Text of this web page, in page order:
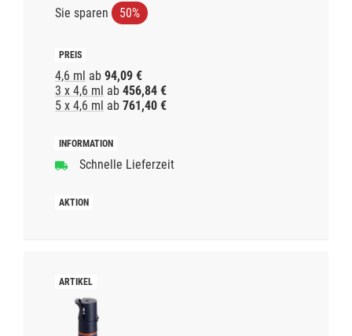
Sie sparen 50%
4,6 ml ab 94,09 €
3 x 4,6 ml ab 456,84 €
5 x 4,6 ml ab 761,40 €
Schnelle Lieferzeit